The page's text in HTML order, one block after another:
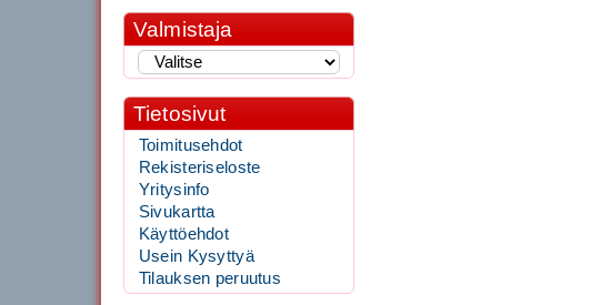
Valmistaja
Tietosivut
Toimitusehdot
Rekisteriseloste
Yritysinfo
Sivukartta
Käyttöehdot
Usein Kysyttyä
Tilauksen peruutus